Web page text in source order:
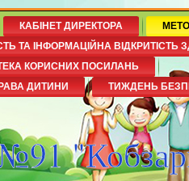
№91
КАБІНЕТ ДИРЕКТОРА
ТА ІНФОРМАЦІЙНА ВІДКРИТІСТЬ
КОРИСНИХ ПОСИЛАНЬ
ДИТИНИ ТИЖДЕНЬ